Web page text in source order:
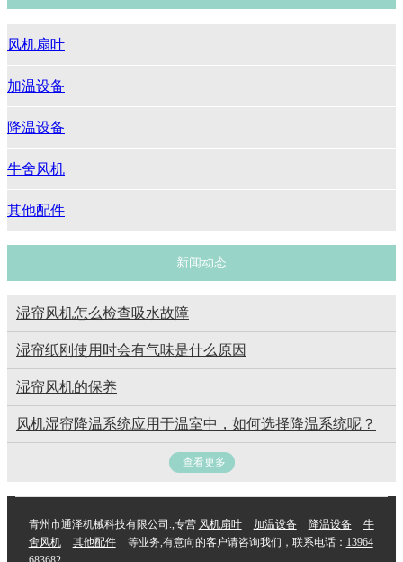
风机扇叶
加温设备
降温设备
牛舍风机
其他配件
新闻动态
湿帘风机怎么检查吸水故障
湿帘纸刚使用时会有气味是什么原因
湿帘风机的保​养
风机湿帘降温系统应用于温室中，如何选择降温系统呢？
查看更多
青州市通泽机械科技有限公司.,专营 风机扇叶 加温设备 降温设备
牛
舍风机
其他配件 等业务,有意向的客户请咨询我们，联系电话： 13964